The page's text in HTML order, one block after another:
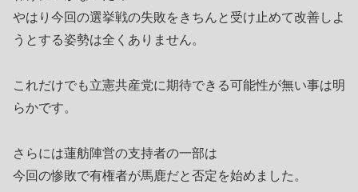
やはり今回の選挙戦の失敗をきちんと受け止めて改善しよ
うとする姿勢は全くありません。
これだけでも立憲共産党に期待できる可能性が無い事は明
らかです。
さらには蓮舫陣営の支持者の一部は
今回の惨敗で有権者が馬鹿だと否定を始めました。